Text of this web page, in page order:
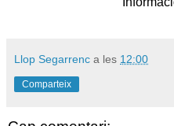
Llop Segarrenc a les 12:00
Comparteix